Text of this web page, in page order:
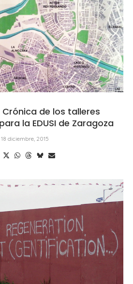
Crónica de los talleres
la EDUSI de Zaragoza
18 diciembre, 2015